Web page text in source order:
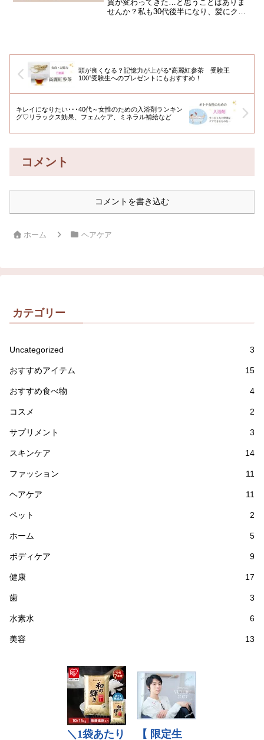
質が変わってきた…と思うことはありま
せんか？私も30代後半になり、髪にクセ
頭が良くなる？記憶力が上がる“高麗紅参茶 受験王
100”受験生へのプレゼントにもおすすめ！
キレイになりたい･･･40代～女性のための入浴剤ランキン
グ♡リラックス効果、フェムケア、ミネラル補給など
コメント
コメントを書き込む
ホーム ヘアケア
カテゴリー
Uncategorized 3
おすすめアイテム 15
おすすめ食べ物 4
コスメ 2
サプリメント 3
スキンケア 14
ファッション 11
ヘアケア 11
ペット 2
ホーム 5
ボディケア 9
健康 17
歯 3
水素水 6
美容 13